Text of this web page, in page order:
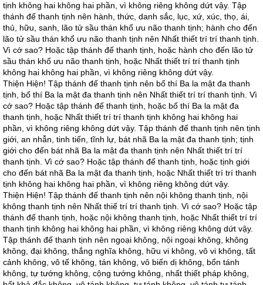
tịnh không hai không hai phần, vì không riêng không dứt vậy. Tập
thánh đế thanh tịnh nên hành, thức, danh sắc, lục, xứ, xúc, thọ, ái,
thủ, hữu, sanh, lão tử sầu thán khổ ưu não thanh tịnh; hành cho đến
lão tử sầu thán khổ ưu não thanh tịnh nên Nhất thiết trí trí thanh tịnh.
Vì cớ sao? Hoặc tập thánh đế thanh tịnh, hoặc hành cho đến lão tử
sầu thán khổ ưu não thanh tịnh, hoặc Nhất thiết trí trí thanh tịnh
không hai không hai phần, vì không riêng không dứt vậy.
Thiện Hiện! Tập thánh đế thanh tịnh nên bố thí Ba la mật đa thanh
tịnh, bố thí Ba la mật đa thanh tịnh nên Nhất thiết trí trí thanh tịnh. Vì
cớ sao? Hoặc tập thánh đế thanh tịnh, hoặc bố thí Ba la mật đa
thanh tịnh, hoặc Nhất thiết trí trí thanh tịnh không hai không hai
phần, vì không riêng không dứt vậy. Tập thánh đế thanh tịnh nên tịnh
giới, an nhẫn, tinh tiến, tĩnh lự, bát nhã Ba la mật đa thanh tịnh; tịnh
giới cho đến bát nhã Ba la mật đa thanh tịnh nên Nhất thiết trí trí
thanh tịnh. Vì cớ sao? Hoặc tập thánh đế thanh tịnh, hoặc tịnh giới
cho đến bát nhã Ba la mật đa thanh tịnh, hoặc Nhất thiết trí trí thanh
tịnh không hai không hai phần, vì không riêng không dứt vậy.
Thiện Hiện! Tập thánh đế thanh tịnh nên nội không thanh tịnh, nội
không thanh tịnh nên Nhất thiế trí trí thanh tịnh. Vì cớ sao? Hoặc tập
thánh đế thanh tịnh, hoặc nội không thanh tịnh, hoặc Nhất thiết trí trí
thanh tịnh không hai không hai phần, vì không riêng không dứt vậy.
Tập thánh đế thanh tịnh nên ngoại không, nội ngoại không, không
không, đại không, thắng nghĩa không, hữu vi không, vô vi không, tất
cảnh không, vô tế không, tán không, vô biến dị không, bổn tánh
không, tự tướng không, cộng tướng không, nhất thiết pháp không,